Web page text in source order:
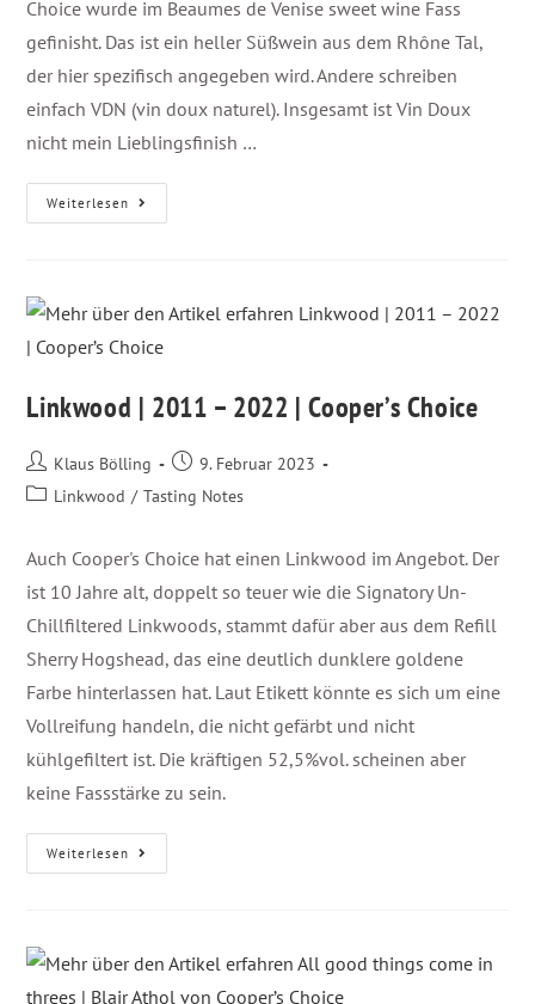
Choice wurde im Beaumes de Venise sweet wine Fass
gefinisht. Das ist ein heller Süßwein aus dem Rhône Tal,
der hier spezifisch angegeben wird. Andere schreiben
einfach VDN (vin doux naturel). Insgesamt ist Vin Doux
nicht mein Lieblingsfinish …
Weiterlesen
Linkwood | 2011 – 2022 | Cooper’s Choice
Klaus Bölling
9. Februar 2023
Linkwood / Tasting Notes
Auch Cooper's Choice hat einen Linkwood im Angebot. Der
ist 10 Jahre alt, doppelt so teuer wie die Signatory Un-
Chillfiltered Linkwoods, stammt dafür aber aus dem Refill
Sherry Hogshead, das eine deutlich dunklere goldene
Farbe hinterlassen hat. Laut Etikett könnte es sich um eine
Vollreifung handeln, die nicht gefärbt und nicht
kühlgefiltert ist. Die kräftigen 52,5%vol. scheinen aber
keine Fassstärke zu sein.
Weiterlesen